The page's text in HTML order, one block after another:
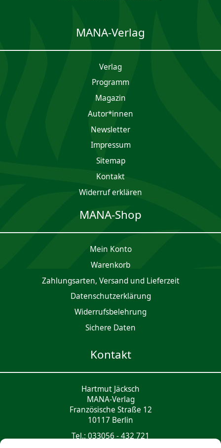
MANA-Verlag
Verlag
Programm
Magazin
Autor*innen
Newsletter
Impres­sum
Sitemap
Kontakt
Widerruf erklären
MANA-Shop
Mein Konto
Waren­korb
Zahlungsarten, Versand und Lieferzeit
Daten­schutz­er­klärung
Widerrufsbelehrung
Sichere Daten
Kontakt
Hartmut Jäcksch
MANA-Verlag
Französische Straße 12
10117 Berlin
Tel.: 033056 - 432 721